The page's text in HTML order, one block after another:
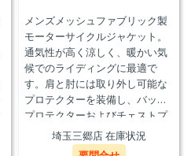
メンズメッシュファブリック製
モーターサイクルジャケット。
通気性が高く涼しく、暖かい気
候でのライディングに最適で
す。肩と肘には取り外し可能な
プロテクターを装備し、バック
プロテクターおよびチェストプ
ロテクターにも対応していま
埼玉三郷店 在庫状況